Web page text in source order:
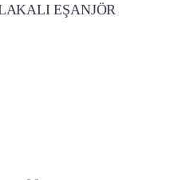
EŞANJÖR